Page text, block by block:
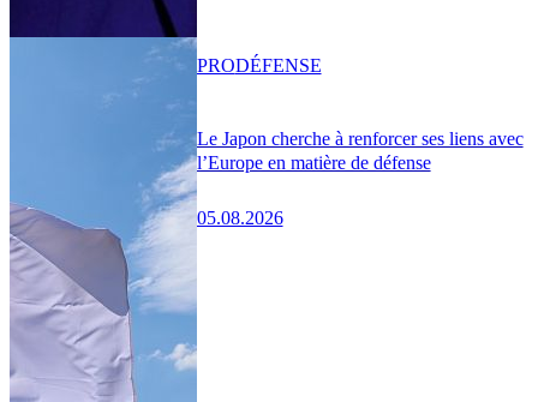
Le Japon cherche à renforcer ses liens avec
l’Europe en matière de défense
05.08.2026
PRODÉFENSE